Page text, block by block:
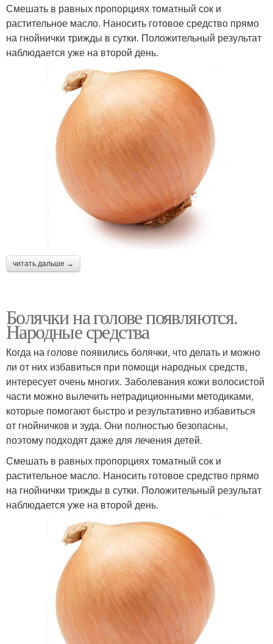
Смешать в равных пропорциях томатный сок и
растительное масло. Наносить готовое средство прямо
на гнойнички трижды в сутки. Положительный результат
наблюдается уже на второй день.
читать дальше →
Болячки на голове появляются.
Народные средства
Когда на голове появились болячки, что делать и можно
ли от них избавиться при помощи народных средств,
интересует очень многих. Заболевания кожи волосистой
части можно вылечить нетрадиционными методиками,
которые помогают быстро и результативно избавиться
от гнойничков и зуда. Они полностью безопасны,
поэтому подходят даже для лечения детей.
Смешать в равных пропорциях томатный сок и
растительное масло. Наносить готовое средство прямо
на гнойнички трижды в сутки. Положительный результат
наблюдается уже на второй день.